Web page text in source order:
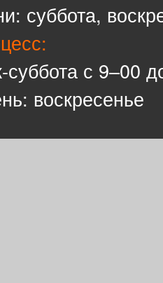
суббота,
суббота с 9–00
воскресенье